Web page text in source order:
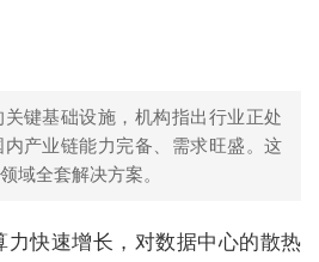
键基础设施，机构指出行业正处
产业链能力完备、需求旺盛。这
域全套解决方案。
力快速增长，对数据中心的散热